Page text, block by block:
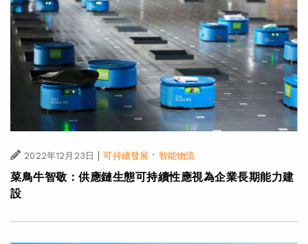
2022年12月23日 | 可持續發展 · 智能物流
菜鳥牛智敬：供應鏈生態可持續性應視為企業長期能力建
設